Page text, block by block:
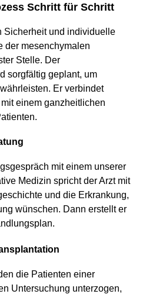
Schritt für Schritt
Sicherheit und individuelle
der mesenchymalen
Stelle. Der
sorgfältig geplant, um
Er verbindet
einem ganzheitlichen
mit einem unserer
Medizin spricht der Arzt mit
und die Erkrankung,
wünschen. Dann erstellt er
die Patienten einer
Untersuchung unterzogen,